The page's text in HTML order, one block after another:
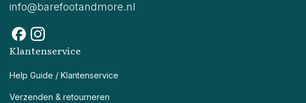
info@barefootandmore.nl
Klantenservice
Help Guide / Klantenservice
Verzenden & retourneren